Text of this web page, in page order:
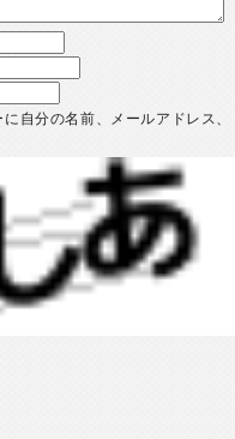
自分の名前、メールアドレス、